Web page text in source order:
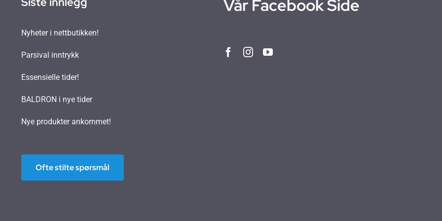
Nyheter i nettbutikken!
Parsival inntrykk
Essensielle tider!
BALDRON i nye tider
Nye produkter ankommet!
Ofte stilte spørsmål
Vår Facebook Side